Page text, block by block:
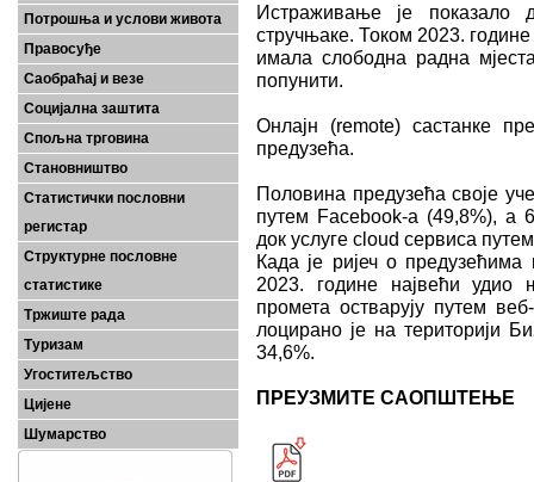
Потрошња и услови живота
Правосуђе
Саобраћај и везе
Социјална заштита
Спољна трговина
Становништво
Статистички пословни
регистар
Структурне пословне
статистике
Тржиште рада
Туризам
Угоститељство
Цијене
Шумарство
Истраживање је
стручњаке. Током 2023.
имала слободна радна
попунити.
Oнлајн (remote) састанке
предузећа.
Половина предузећа своје
путем Facebook-a (49,8%), а
док услуге cloud сервиса
Када је ријеч о предузећима
2023. године највећи
промета остварују путем
лоцирано је на територији
34,6%.
ПРЕУЗМИТЕ САОПШТЕЊЕ